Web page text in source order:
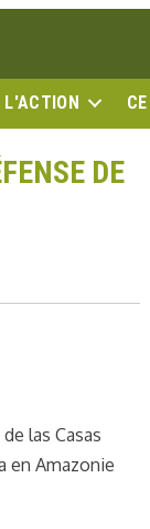
L'ACTION
DE
las Casas
en Amazonie